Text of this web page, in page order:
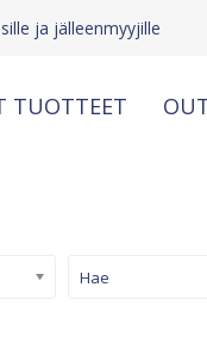
ja jälleenmyyjille
TUOTTEET